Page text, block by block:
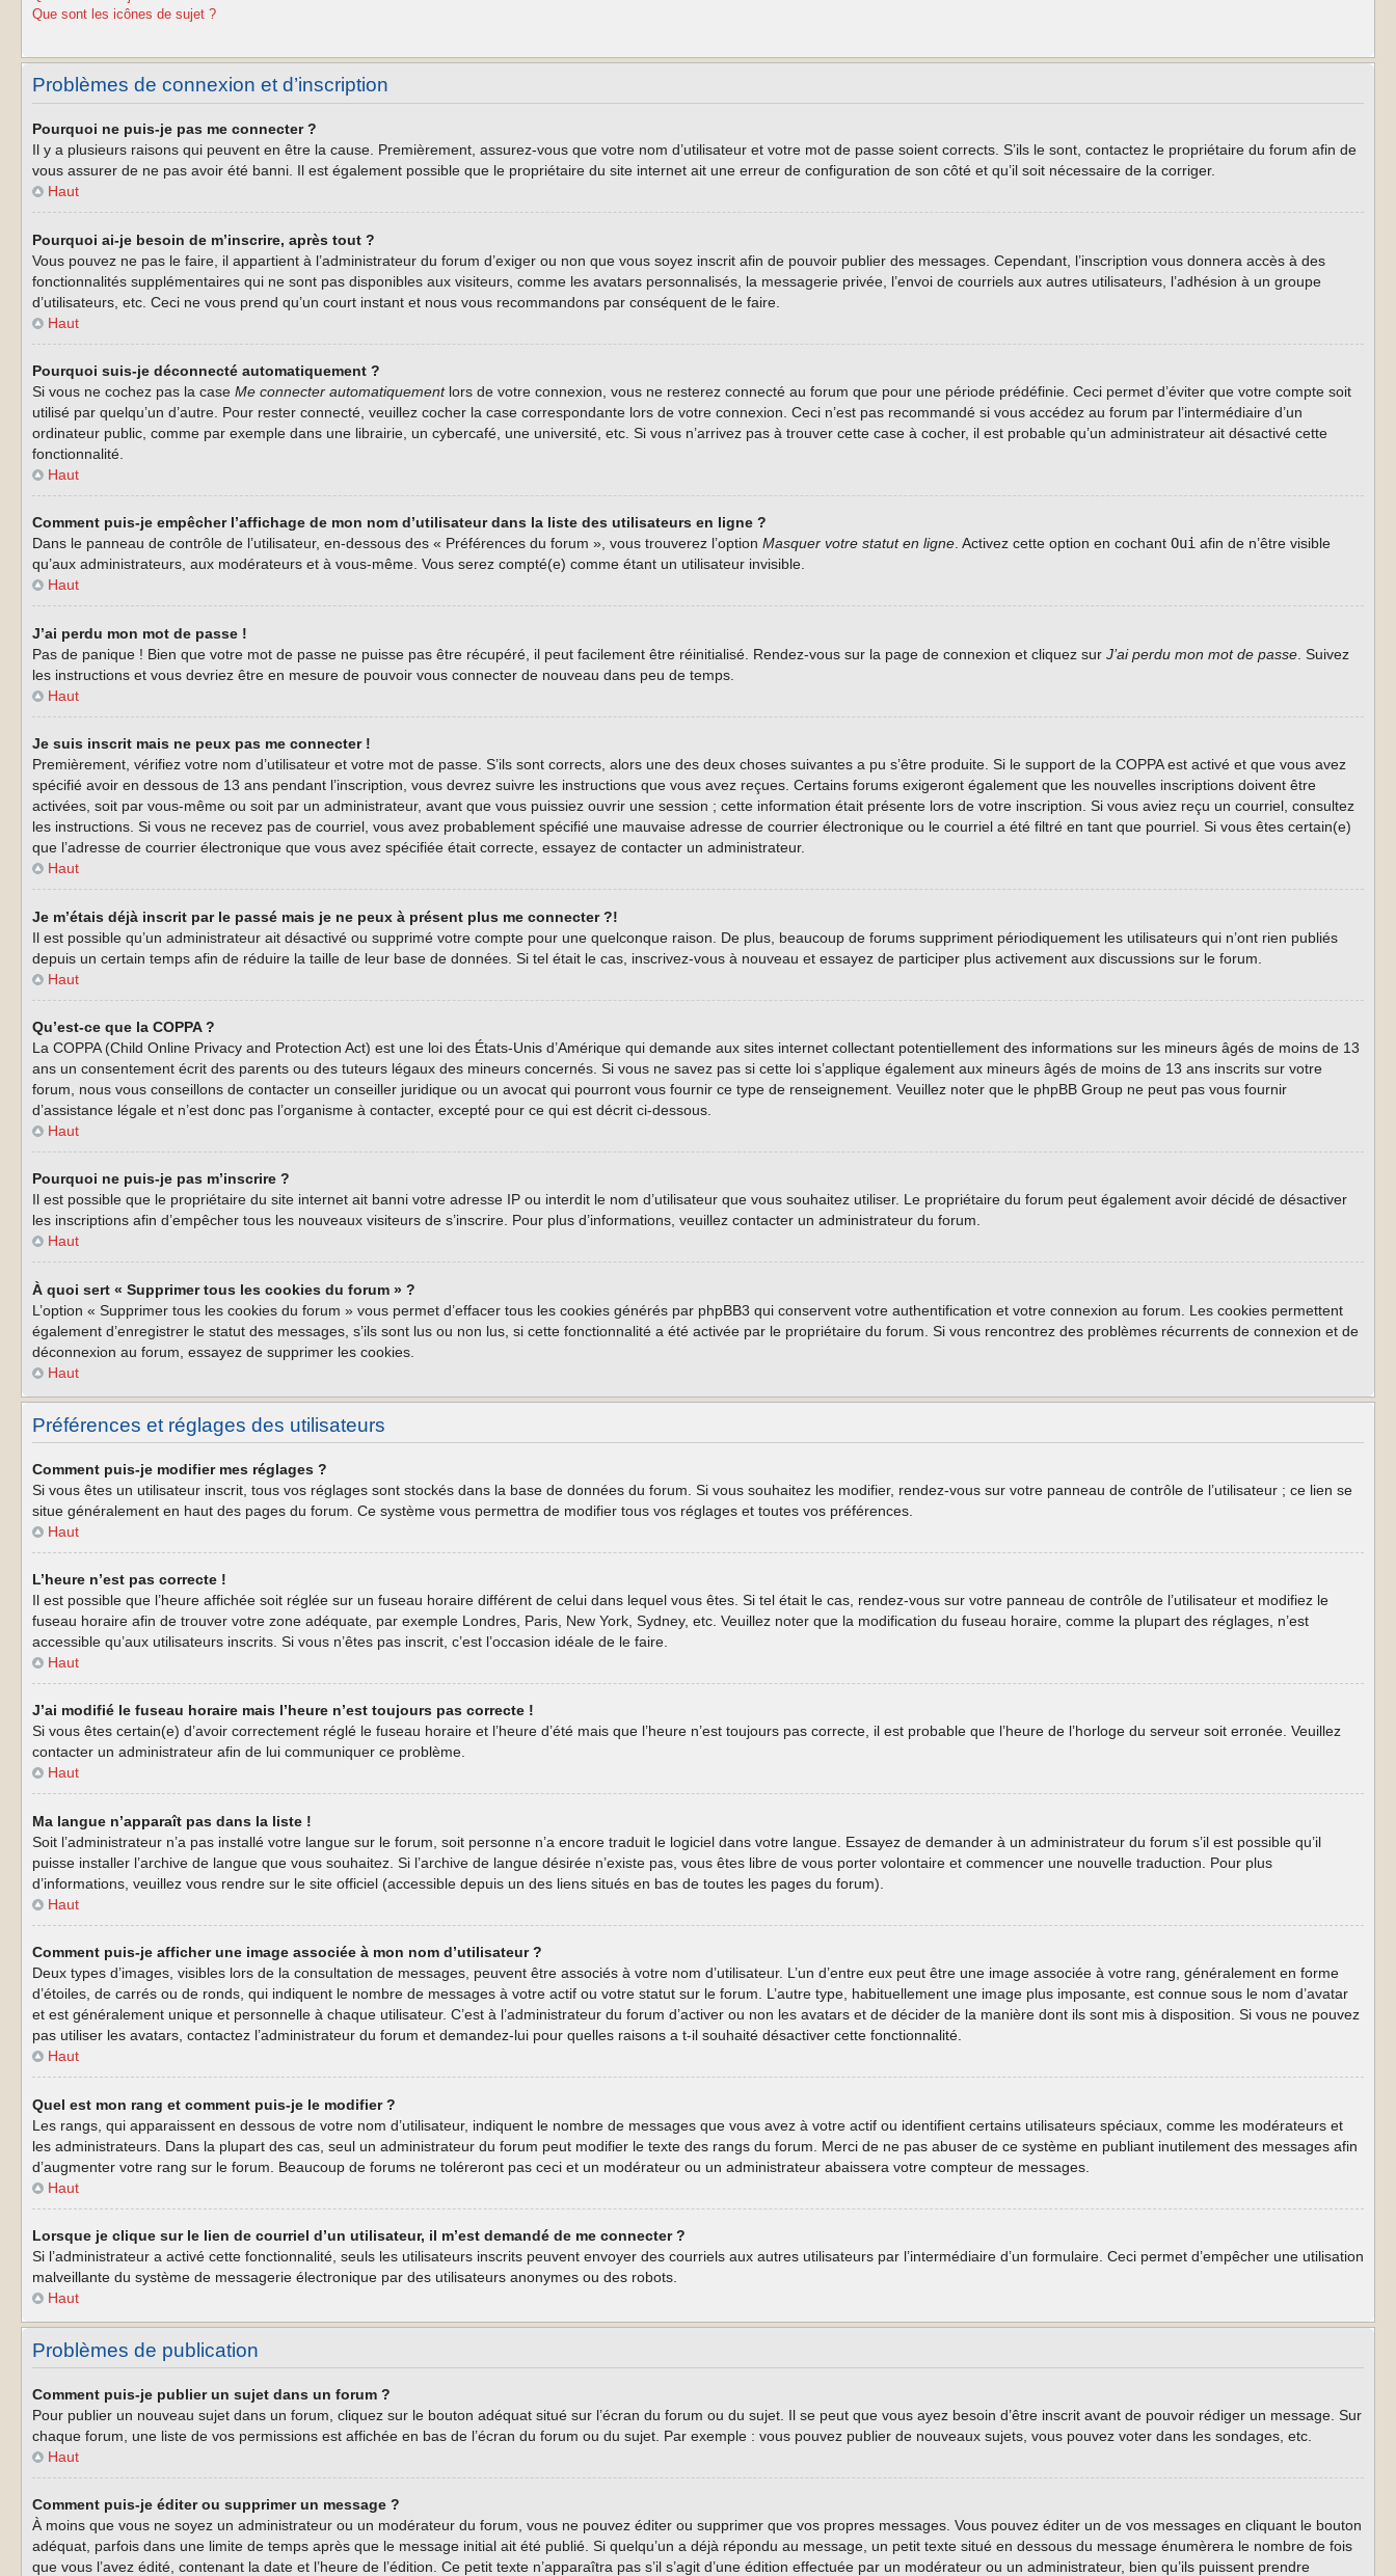
Que sont les icônes de sujet ?
Problèmes de connexion et d’inscription
Pourquoi ne puis-je pas me connecter ?
Il y a plusieurs raisons qui peuvent en être la cause. Premièrement, assurez-vous que votre nom d’utilisateur et votre mot de passe soient corrects. S’ils le sont, contactez le propriétaire du forum afin de
vous assurer de ne pas avoir été banni. Il est également possible que le propriétaire du site internet ait une erreur de configuration de son côté et qu’il soit nécessaire de la corriger.
Haut
Pourquoi ai-je besoin de m’inscrire, après tout ?
Vous pouvez ne pas le faire, il appartient à l’administrateur du forum d’exiger ou non que vous soyez inscrit afin de pouvoir publier des messages. Cependant, l’inscription vous donnera accès à des
fonctionnalités supplémentaires qui ne sont pas disponibles aux visiteurs, comme les avatars personnalisés, la messagerie privée, l’envoi de courriels aux autres utilisateurs, l’adhésion à un groupe
d’utilisateurs, etc. Ceci ne vous prend qu’un court instant et nous vous recommandons par conséquent de le faire.
Haut
Pourquoi suis-je déconnecté automatiquement ?
Si vous ne cochez pas la case Me connecter automatiquementlors de votre connexion, vous ne resterez connecté au forum que pour une période prédéfinie. Ceci permet d’éviter que votre compte soit
utilisé par quelqu’un d’autre. Pour rester connecté, veuillez cocher la case correspondante lors de votre connexion. Ceci n’est pas recommandé si vous accédez au forum par l’intermédiaire d’un
ordinateur public, comme par exemple dans une librairie, un cybercafé, une université, etc. Si vous n’arrivez pas à trouver cette case à cocher, il est probable qu’un administrateur ait désactivé cette
fonctionnalité.
Haut
Comment puis-je empêcher l’affichage de mon nom d’utilisateur dans la liste des utilisateurs en ligne ?
Dans le panneau de contrôle de l’utilisateur, en-dessous des « Préférences du forum », vous trouverez l’option Masquer votre statut en ligne. Activez cette option en cochant Oui afin de n’être visible
qu’aux administrateurs, aux modérateurs et à vous-même. Vous serez compté(e) comme étant un utilisateur invisible.
Haut
J’ai perdu mon mot de passe !
Pas de panique ! Bien que votre mot de passe ne puisse pas être récupéré, il peut facilement être réinitialisé. Rendez-vous sur la page de connexion et cliquez sur J’ai perdu mon mot de passe . Suivez
les instructions et vous devriez être en mesure de pouvoir vous connecter de nouveau dans peu de temps.
Haut
Je suis inscrit mais ne peux pas me connecter !
Premièrement, vérifiez votre nom d’utilisateur et votre mot de passe. S’ils sont corrects, alors une des deux choses suivantes a pu s’être produite. Si le support de la COPPA est activé et que vous avez
spécifié avoir en dessous de 13 ans pendant l’inscription, vous devrez suivre les instructions que vous avez reçues. Certains forums exigeront également que les nouvelles inscriptions doivent être
activées, soit par vous-même ou soit par un administrateur, avant que vous puissiez ouvrir une session ; cette information était présente lors de votre inscription. Si vous aviez reçu un courriel, consultez
les instructions. Si vous ne recevez pas de courriel, vous avez probablement spécifié une mauvaise adresse de courrier électronique ou le courriel a été filtré en tant que pourriel. Si vous êtes certain(e)
que l’adresse de courrier électronique que vous avez spécifiée était correcte, essayez de contacter un administrateur.
Haut
Je m’étais déjà inscrit par le passé mais je ne peux à présent plus me connecter ?!
Il est possible qu’un administrateur ait désactivé ou supprimé votre compte pour une quelconque raison. De plus, beaucoup de forums suppriment périodiquement les utilisateurs qui n’ont rien publiés
depuis un certain temps afin de réduire la taille de leur base de données. Si tel était le cas, inscrivez-vous à nouveau et essayez de participer plus activement aux discussions sur le forum.
Haut
Qu’est-ce que la COPPA ?
La COPPA (Child Online Privacy and Protection Act) est une loi des États-Unis d’Amérique qui demande aux sites internet collectant potentiellement des informations sur les mineurs âgés de moins de 13
ans un consentement écrit des parents ou des tuteurs légaux des mineurs concernés. Si vous ne savez pas si cette loi s’applique également aux mineurs âgés de moins de 13 ans inscrits sur votre
forum, nous vous conseillons de contacter un conseiller juridique ou un avocat qui pourront vous fournir ce type de renseignement. Veuillez noter que le phpBB Group ne peut pas vous fournir
d’assistance légale et n’est donc pas l’organisme à contacter, excepté pour ce qui est décrit ci-dessous.
Haut
Pourquoi ne puis-je pas m’inscrire ?
Il est possible que le propriétaire du site internet ait banni votre adresse IP ou interdit le nom d’utilisateur que vous souhaitez utiliser. Le propriétaire du forum peut également avoir décidé de désactiver
les inscriptions afin d’empêcher tous les nouveaux visiteurs de s’inscrire. Pour plus d’informations, veuillez contacter un administrateur du forum.
Haut
À quoi sert « Supprimer tous les cookies du forum » ?
L’option « Supprimer tous les cookies du forum » vous permet d’effacer tous les cookies générés par phpBB3 qui conservent votre authentification et votre connexion au forum. Les cookies permettent
également d’enregistrer le statut des messages, s’ils sont lus ou non lus, si cette fonctionnalité a été activée par le propriétaire du forum. Si vous rencontrez des problèmes récurrents de connexion et de
déconnexion au forum, essayez de supprimer les cookies.
Haut
Préférences et réglages des utilisateurs
Comment puis-je modifier mes réglages ?
Si vous êtes un utilisateur inscrit, tous vos réglages sont stockés dans la base de données du forum. Si vous souhaitez les modifier, rendez-vous sur votre panneau de contrôle de l’utilisateur ; ce lien se
situe généralement en haut des pages du forum. Ce système vous permettra de modifier tous vos réglages et toutes vos préférences.
Haut
L’heure n’est pas correcte !
Il est possible que l’heure affichée soit réglée sur un fuseau horaire différent de celui dans lequel vous êtes. Si tel était le cas, rendez-vous sur votre panneau de contrôle de l’utilisateur et modifiez le
fuseau horaire afin de trouver votre zone adéquate, par exemple Londres, Paris, New York, Sydney, etc. Veuillez noter que la modification du fuseau horaire, comme la plupart des réglages, n’est
accessible qu’aux utilisateurs inscrits. Si vous n’êtes pas inscrit, c’est l’occasion idéale de le faire.
Haut
J’ai modifié le fuseau horaire mais l’heure n’est toujours pas correcte !
Si vous êtes certain(e) d’avoir correctement réglé le fuseau horaire et l’heure d’été mais que l’heure n’est toujours pas correcte, il est probable que l’heure de l’horloge du serveur soit erronée. Veuillez
contacter un administrateur afin de lui communiquer ce problème.
Haut
Ma langue n’apparaît pas dans la liste !
Soit l’administrateur n’a pas installé votre langue sur le forum, soit personne n’a encore traduit le logiciel dans votre langue. Essayez de demander à un administrateur du forum s’il est possible qu’il
puisse installer l’archive de langue que vous souhaitez. Si l’archive de langue désirée n’existe pas, vous êtes libre de vous porter volontaire et commencer une nouvelle traduction. Pour plus
d’informations, veuillez vous rendre sur le site officiel (accessible depuis un des liens situés en bas de toutes les pages du forum).
Haut
Comment puis-je afficher une image associée à mon nom d’utilisateur ?
Deux types d’images, visibles lors de la consultation de messages, peuvent être associés à votre nom d’utilisateur. L’un d’entre eux peut être une image associée à votre rang, généralement en forme
d’étoiles, de carrés ou de ronds, qui indiquent le nombre de messages à votre actif ou votre statut sur le forum. L’autre type, habituellement une image plus imposante, est connue sous le nom d’avatar
et est généralement unique et personnelle à chaque utilisateur. C’est à l’administrateur du forum d’activer ou non les avatars et de décider de la manière dont ils sont mis à disposition. Si vous ne pouvez
pas utiliser les avatars, contactez l’administrateur du forum et demandez-lui pour quelles raisons a t-il souhaité désactiver cette fonctionnalité.
Haut
Quel est mon rang et comment puis-je le modifier ?
Les rangs, qui apparaissent en dessous de votre nom d’utilisateur, indiquent le nombre de messages que vous avez à votre actif ou identifient certains utilisateurs spéciaux, comme les modérateurs et
les administrateurs. Dans la plupart des cas, seul un administrateur du forum peut modifier le texte des rangs du forum. Merci de ne pas abuser de ce système en publiant inutilement des messages afin
d’augmenter votre rang sur le forum. Beaucoup de forums ne toléreront pas ceci et un modérateur ou un administrateur abaissera votre compteur de messages.
Haut
Lorsque je clique sur le lien de courriel d’un utilisateur, il m’est demandé de me connecter ?
Si l’administrateur a activé cette fonctionnalité, seuls les utilisateurs inscrits peuvent envoyer des courriels aux autres utilisateurs par l’intermédiaire d’un formulaire. Ceci permet d’empêcher une utilisation
malveillante du système de messagerie électronique par des utilisateurs anonymes ou des robots.
Haut
Problèmes de publication
Comment puis-je publier un sujet dans un forum ?
Pour publier un nouveau sujet dans un forum, cliquez sur le bouton adéquat situé sur l’écran du forum ou du sujet. Il se peut que vous ayez besoin d’être inscrit avant de pouvoir rédiger un message. Sur
chaque forum, une liste de vos permissions est affichée en bas de l’écran du forum ou du sujet. Par exemple : vous pouvez publier de nouveaux sujets, vous pouvez voter dans les sondages, etc.
Haut
Comment puis-je éditer ou supprimer un message ?
À moins que vous ne soyez un administrateur ou un modérateur du forum, vous ne pouvez éditer ou supprimer que vos propres messages. Vous pouvez éditer un de vos messages en cliquant le bouton
adéquat, parfois dans une limite de temps après que le message initial ait été publié. Si quelqu’un a déjà répondu au message, un petit texte situé en dessous du message énumèrera le nombre de fois
que vous l’avez édité, contenant la date et l’heure de l’édition. Ce petit texte n’apparaîtra pas s’il s’agit d’une édition effectuée par un modérateur ou un administrateur, bien qu’ils puissent prendre